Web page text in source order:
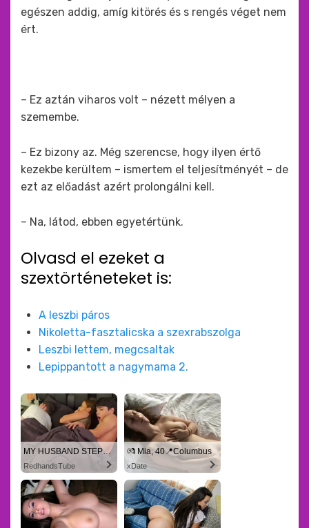
egészen addig, amíg kitörés és s rengés véget nem
ért.
– Ez aztán viharos volt – nézett mélyen a
szemembe.
– Ez bizony az. Még szerencse, hogy ilyen értő
kezekbe kerültem – ismertem el teljesítményét – de
ezt az előadást azért prolongálni kell.
– Na, látod, ebben egyetértünk.
Olvasd el ezeket a
szextörténeteket is:
A leszbi páros
Nikoletta-fasztalicska a szexrabszolga
Leszbi lettem, megcsaltak
Lepippantott a nagymama 2.
MY HUSBAND STEPSON MISTAKENLY GIVES ME IN THE ASS
RedhandsTube
💏 Mia, 40📍Columbus
xDate